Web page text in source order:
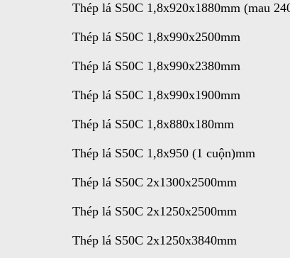
Thép lá S50C 1,8x920x1880mm (mau
Thép lá S50C 1,8x990x2500mm
Thép lá S50C 1,8x990x2380mm
Thép lá S50C 1,8x990x1900mm
Thép lá S50C 1,8x880x180mm
Thép lá S50C 1,8x950 (1 cuộn)mm
Thép lá S50C 2x1300x2500mm
Thép lá S50C 2x1250x2500mm
Thép lá S50C 2x1250x3840mm